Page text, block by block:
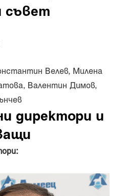
съвет
Велев, Милена
Валентин Димов,
директори и